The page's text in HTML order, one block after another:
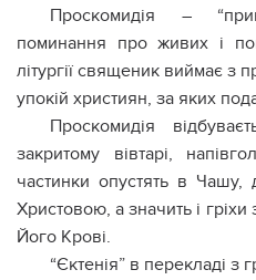
Проскомидія –
поминання про живих і
літургії священик виймає з
yпoкій християн, за яких
Проскомидія
закритому вівтарі,
частинки опустять в
Христовою, а значить і
Його Кpoві.
“Єктенія” в перекладі з